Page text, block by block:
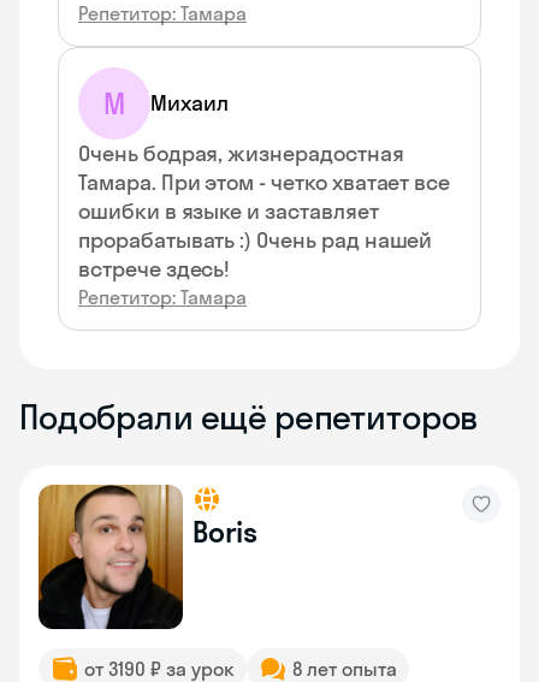
Репетитор: Тамара
М
Михаил
Очень бодрая, жизнерадостная
Тамара. При этом - четко хватает все
ошибки в языке и заставляет
прорабатывать :) Очень рад нашей
встрече здесь!
Репетитор: Тамара
Подобрали ещё репетиторов
Boris
от 3190 ₽ за урок 8 лет опыта